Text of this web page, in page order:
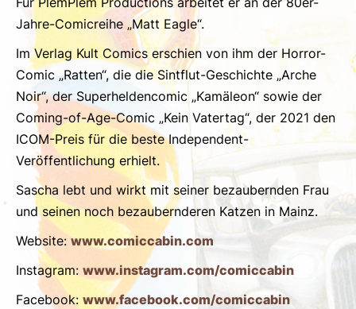
Jahre-Comicreihe „Matt Eagle“.
Im Verlag Kult Comics erschien von ihm der Horror-
Comic „Ratten“, die die Sintflut-Geschichte „Arche
Noir“, der Superheldencomic „Kamäleon“ sowie der
Coming-of-Age-Comic „Kein Vatertag“, der 2021 den
ICOM-Preis für die beste Independent-
Veröffentlichung erhielt.
Sascha lebt und wirkt mit seiner bezaubernden Frau
und seinen noch bezaubernderen Katzen in Mainz.
Website: www.comiccabin.com
Instagram: www.instagram.com/comiccabin
Facebook: www.facebook.com/comiccabin